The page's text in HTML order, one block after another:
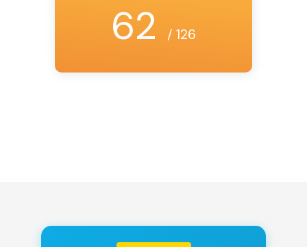
62 / 126